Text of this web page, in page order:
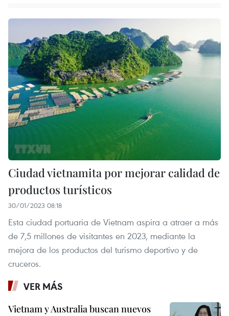
Ciudad vietnamita por mejorar calidad de
productos turísticos
30/01/2023 08:18
Esta ciudad portuaria de Vietnam aspira a atraer a más
de 7,5 millones de visitantes en 2023, mediante la
mejora de los productos del turismo deportivo y de
cruceros.
VER MÁS
Vietnam y Australia buscan nuevos